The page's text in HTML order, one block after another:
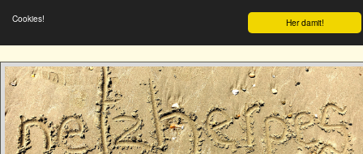
Her damit!
Cookies!